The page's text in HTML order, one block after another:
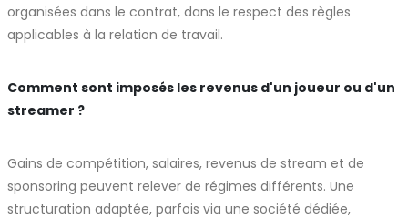
organisées dans le contrat, dans le respect des règles
applicables à la relation de travail.
Comment sont imposés les revenus d'un joueur ou d'un
streamer ?
Gains de compétition, salaires, revenus de stream et de
sponsoring peuvent relever de régimes différents. Une
structuration adaptée, parfois via une société dédiée,